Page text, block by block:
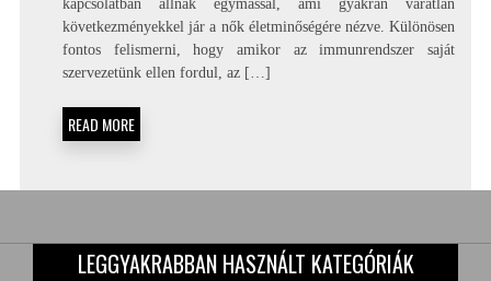
kapcsolatban állnak egymással, ami gyakran váratlan
következményekkel jár a nők életminőségére nézve. Különösen
fontos felismerni, hogy amikor az immunrendszer saját
szervezetünk ellen fordul, az […]
READ MORE
LEGGYAKRABBAN HASZNÁLT KATEGÓRIÁK